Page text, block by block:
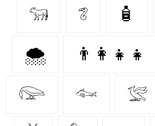
𓃔 𓆂 🧴
🌨️ 👨‍👩‍👧‍👧
𓅼 𓆜 𓅛